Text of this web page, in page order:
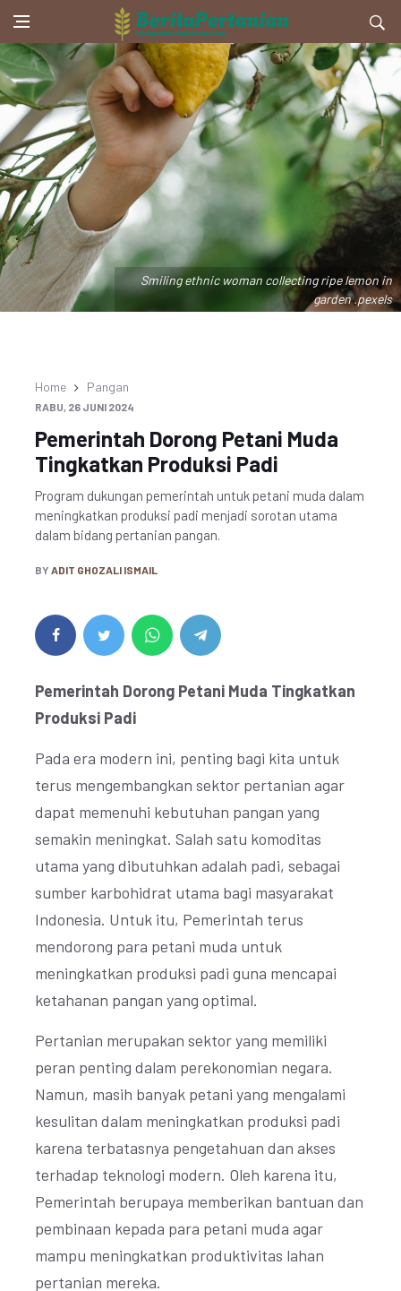
Smiling ethnic woman collecting ripe lemon in
garden .pexels
Home Pangan
RABU, 26 JUNI 2024
Pemerintah Dorong Petani Muda
Tingkatkan Produksi Padi
Program dukungan pemerintah untuk petani muda dalam
meningkatkan produksi padi menjadi sorotan utama
dalam bidang pertanian pangan.
BY ADIT GHOZALI ISMAIL
Pemerintah Dorong Petani Muda Tingkatkan
Produksi Padi
Pada era modern ini, penting bagi kita untuk
terus mengembangkan sektor pertanian agar
dapat memenuhi kebutuhan pangan yang
semakin meningkat. Salah satu komoditas
utama yang dibutuhkan adalah padi, sebagai
sumber karbohidrat utama bagi masyarakat
Indonesia. Untuk itu, Pemerintah terus
mendorong para petani muda untuk
meningkatkan produksi padi guna mencapai
ketahanan pangan yang optimal.
Pertanian merupakan sektor yang memiliki
peran penting dalam perekonomian negara.
Namun, masih banyak petani yang mengalami
kesulitan dalam meningkatkan produksi padi
karena terbatasnya pengetahuan dan akses
terhadap teknologi modern. Oleh karena itu,
Pemerintah berupaya memberikan bantuan dan
pembinaan kepada para petani muda agar
mampu meningkatkan produktivitas lahan
pertanian mereka.